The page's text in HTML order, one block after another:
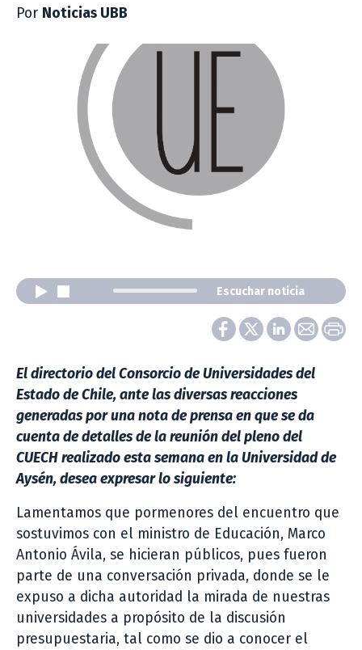
Por Noticias UBB
Escuchar noticia
El directorio del Consorcio de Universidades del
Estado de Chile, ante las diversas reacciones
generadas por una nota de prensa en que se da
cuenta de detalles de la reunión del pleno del
CUECH realizado esta semana en la Universidad de
Aysén, desea expresar lo siguiente:
Lamentamos que pormenores del encuentro que
sostuvimos con el ministro de Educación, Marco
Antonio Ávila, se hicieran públicos, pues fueron
parte de una conversación privada, donde se le
expuso a dicha autoridad la mirada de nuestras
universidades a propósito de la discusión
presupuestaria, tal como se dio a conocer el